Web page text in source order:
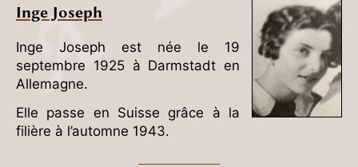
Inge Joseph
Inge Joseph est née le 19
septembre 1925 à Darmstadt en
Allemagne.
Elle passe en Suisse grâce à la
filière à l’automne 1943.